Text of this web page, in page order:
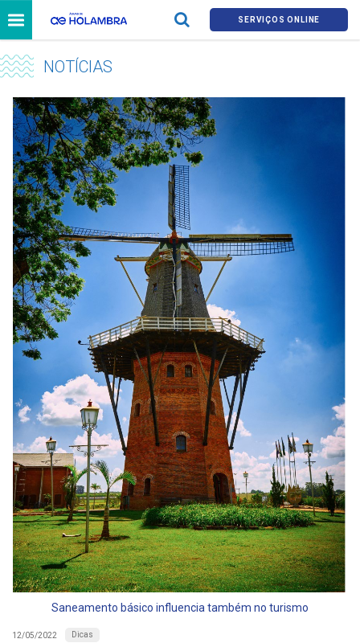
SERVIÇOS ONLINE
NOTÍCIAS
Saneamento básico influencia também no turismo
12/05/2022 Dicas